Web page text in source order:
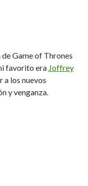
Game of Thrones
favorito era Joffrey
a los nuevos
y venganza.